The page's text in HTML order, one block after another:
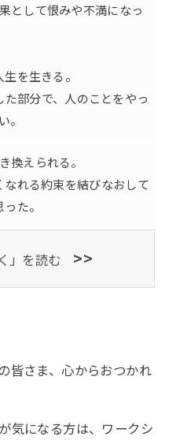
として恨みや不満になっ
を生きる。
部分で、人のことをやっ
。
換えられる。
れる約束を結びなおして
た。
」を読む >>
皆さま、心からおつかれ
気になる方は、ワークシ